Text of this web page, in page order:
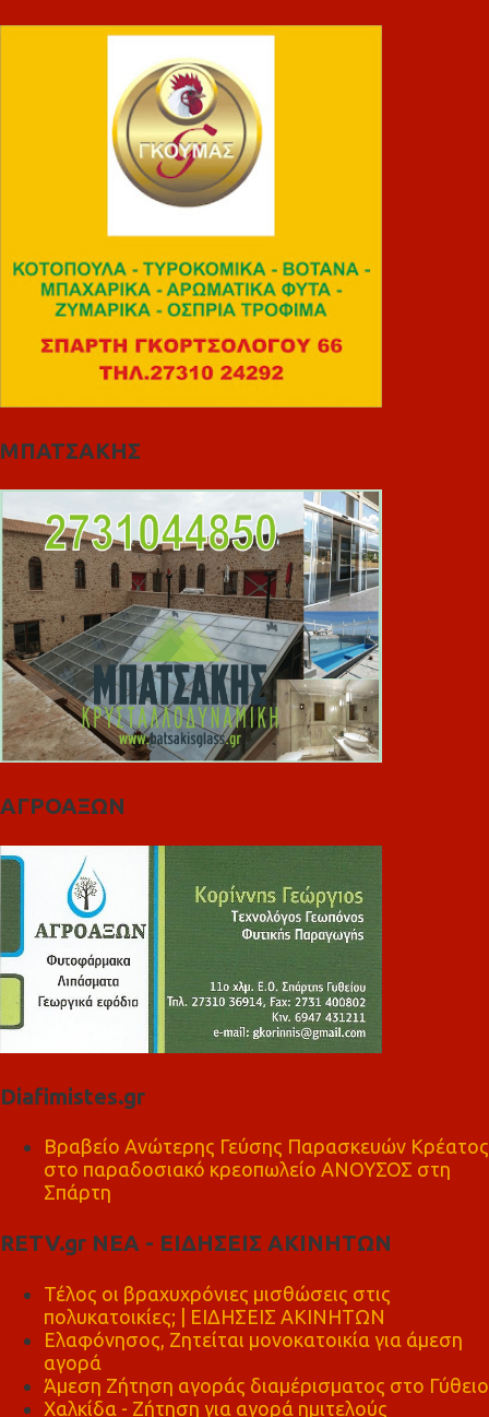
ΜΠΑΤΣΑΚΗΣ
ΑΓΡΟΑΞΩΝ
Diafimistes.gr
Βραβείο Ανώτερης Γεύσης Παρασκευών Κρέατος
στο παραδοσιακό κρεοπωλείο ΑΝΟΥΣΟΣ στη
Σπάρτη
RETV.gr ΝΕΑ - ΕΙΔΗΣΕΙΣ ΑΚΙΝΗΤΩΝ
Τέλος οι βραχυχρόνιες μισθώσεις στις
πολυκατοικίες; | ΕΙΔΗΣΕΙΣ ΑΚΙΝΗΤΩΝ
Ελαφόνησος, Ζητείται μονοκατοικία για άμεση
αγορά
Άμεση Ζήτηση αγοράς διαμέρισματος στο Γύθειο
Χαλκίδα - Ζήτηση για αγορά ημιτελούς